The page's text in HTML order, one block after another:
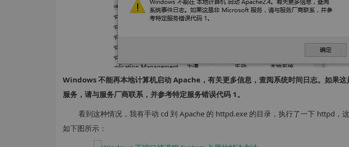
Windows 不能再本地计算机启动 Apache，有关更多信息，查阅系统时间日志。如果
服务，请与服务厂商联系，并参考特定服务错误代码 1。
看到这种情况，我有手动 cd 到 Apache 的 httpd.exe 的目录，执行了一下 httpd，
如下图所示：